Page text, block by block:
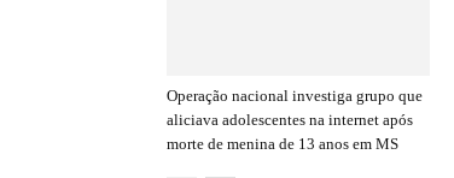
Operação nacional investiga grupo que
aliciava adolescentes na internet após
morte de menina de 13 anos em MS